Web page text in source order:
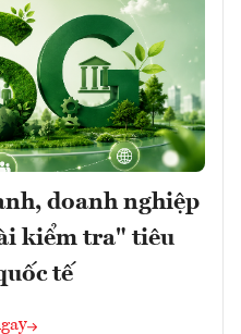
doanh nghiệp
kiểm tra" tiêu
tế